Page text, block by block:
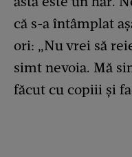
că s-a întâmplat
ori: „Nu vrei să
simt nevoia. Mă
făcut cu copiii și